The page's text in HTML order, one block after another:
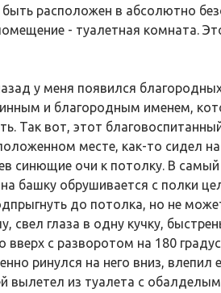
расположен в абсолютно
- туалетная комната.
у меня появился
и благородным именем,
Так вот, этот
месте, как-то сидел
синющие очи к потолку. В
башку обрушивается с полки
до потолка, но не
свел глаза в одну кучку,
вверх с разворотом на 180
ринулся на него вниз, влепил
вылетел из туалета с